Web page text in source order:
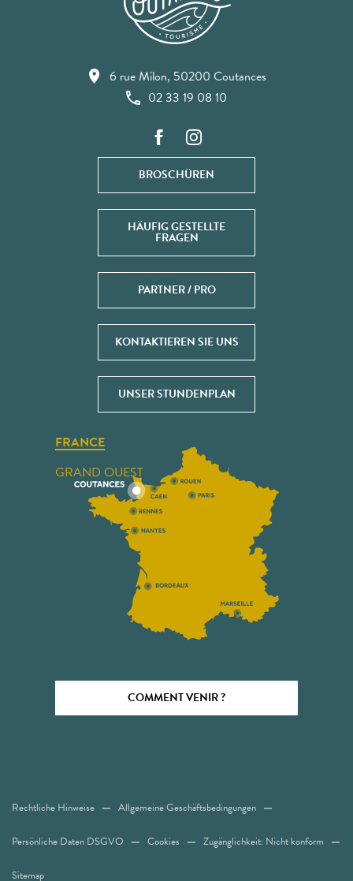
6 rue Milon, 50200 Coutances
02 33 19 08 10
BROSCHÜREN
HÄUFIG GESTELLTE
FRAGEN
PARTNER / PRO
KONTAKTIEREN SIE UNS
UNSER STUNDENPLAN
FRANCE
GRAND OUEST
COMMENT VENIR ?
Rechtliche Hinweise Allgemeine Geschäftsbedingungen
Persönliche Daten DSGVO Cookies Zugänglichkeit: Nicht konform
Sitemap